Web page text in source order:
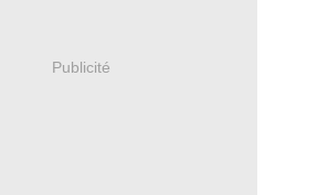
Publicité